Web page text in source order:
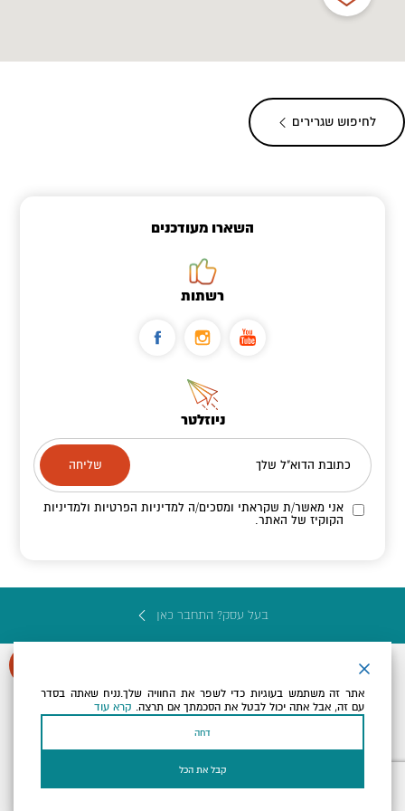
לחיפוש שגרירים
השארו מעודכנים
רשתות
ניוזלטר
כתובת הדוא"ל שלך
אני מאשר/ת שקראתי ומסכים/הלמדיניות הפרטיות ולמדיניות
הקוקיז של האתר.
בעל עסק? התחבר כאן
כל הזכויות שמורות לארץ ים המלח ©
אתר זה משתמש בעוגיות כדי לשפר את החוויה שלך.נניח שאתה בסדר
עם זה, אבל אתה יכול לבטל את הסכמתך אם תרצה. קרא עוד
דחה
קבל את הכל